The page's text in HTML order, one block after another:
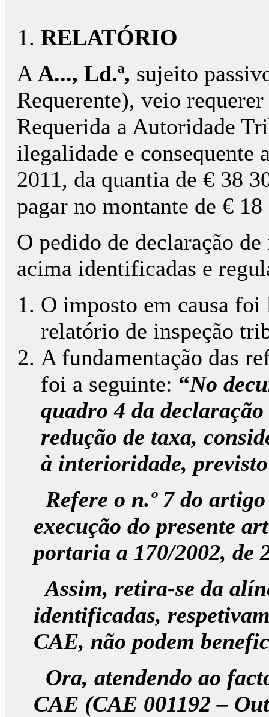
RELATÓRIO
A A..., Ld.ª, sujeito
Requerente), veio
Requerida a Autoridade
ilegalidade e consequente
2011, da quantia de € 38
pagar no montante de €
O pedido de declaração
acima identificadas e
O imposto em causa
relatório de inspeção
A fundamentação das
foi a seguinte: “No
quadro 4 da
redução de taxa,
à interioridade,
Refere o n.º 7 do
execução do presente
portaria a 170/2002, de
Assim, retira-se da
identificadas,
CAE, não podem
Ora, atendendo ao
CAE (CAE 001192 –